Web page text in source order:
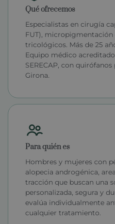
Qué ofrecemos
Especialistas en cirugía
FUT),
tricológicos. Más de 25
Equipo médico
SERECAP, con
Girona.
Para quién es
Hombres y mujeres con
alopecia androgénica,
tracción que buscan una
personalizada, segura y
evalúa individualmente
cualquier tratamiento.